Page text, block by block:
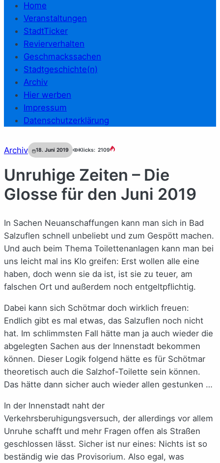
Home
Veranstaltungen
StadtTicker
Revierverhalten
Geschmackssachen
Stadtgeschichte(n)
Archiv
Hier werben
Impressum
Datenschutzerklärung
Archiv 18. Juni 2019 Klicks: 2109
Unruhige Zeiten – Die
Glosse für den Juni 2019
In Sachen Neuanschaffungen kann man sich in Bad
Salzuflen schnell unbeliebt und zum Gespött machen.
Und auch beim Thema Toilettenanlagen kann man bei
uns leicht mal ins Klo greifen: Erst wollen alle eine
haben, doch wenn sie da ist, ist sie zu teuer, am
falschen Ort und außerdem noch entgeltpflichtig.
Dabei kann sich Schötmar doch wirklich freuen:
Endlich gibt es mal etwas, das Salzuflen noch nicht
hat. Im schlimmsten Fall hätte man ja auch wieder die
abgelegten Sachen aus der Innenstadt bekommen
können. Dieser Logik folgend hätte es für Schötmar
theoretisch auch die Salzhof-Toilette sein können.
Das hätte dann sicher auch wieder allen gestunken …
In der Innenstadt naht der
Verkehrsberuhigungsversuch, der allerdings vor allem
Unruhe schafft und mehr Fragen offen als Straßen
geschlossen lässt. Sicher ist nur eines: Nichts ist so
beständig wie das Provisorium. Also egal, was